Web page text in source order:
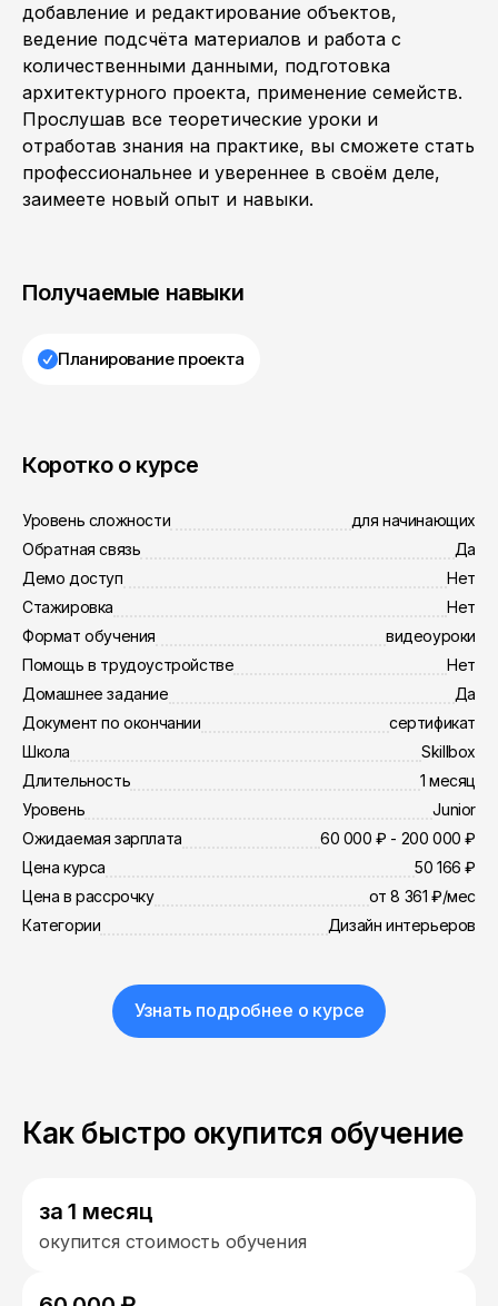
добавление и редактирование объектов,
ведение подсчёта материалов и работа с
количественными данными, подготовка
архитектурного проекта, применение семейств.
Прослушав все теоретические уроки и
отработав знания на практике, вы сможете стать
профессиональнее и увереннее в своём деле,
заимеете новый опыт и навыки.
Получаемые навыки
Планирование проекта
Коротко о курсе
Уровень сложности
для начинающих
Обратная связь
Да
Демо доступ
Нет
Стажировка
Нет
Формат обучения
видеоуроки
Помощь в трудоустройстве
Нет
Домашнее задание
Да
Документ по окончании
сертификат
Школа
Skillbox
Длительность
1 месяц
Уровень
Junior
Ожидаемая зарплата
60 000 ₽ - 200 000 ₽
Цена курса
50 166 ₽
Цена в рассрочку
от 8 361 ₽/мес
Категории
Дизайн интерьеров
Узнать подробнее о курсе
Как быстро окупится обучение
за 1 месяц
окупится стоимость обучения